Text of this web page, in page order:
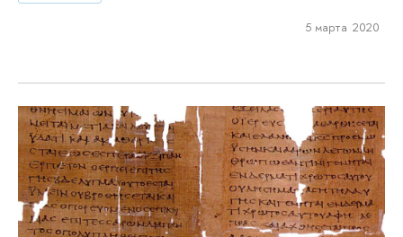
5 марта 2020